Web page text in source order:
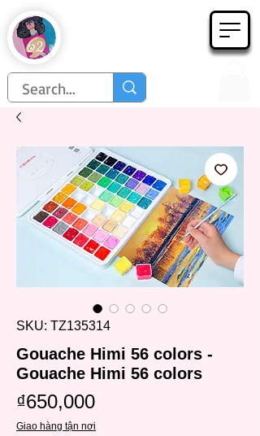
Họa Phẩm 62
SKU: TZ135314
Gouache Himi 56 colors -
Gouache Himi 56 colors
₫650,000Price
Giao hàng tận nơi